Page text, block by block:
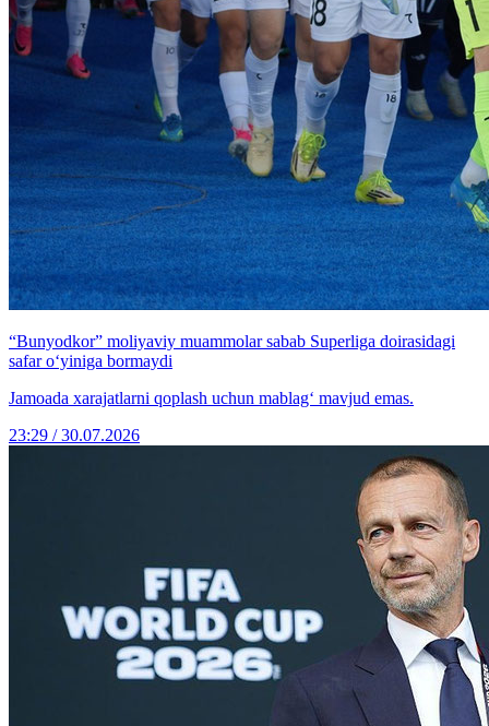
“Bunyodkor” moliyaviy muammolar sabab Superliga doirasidagi
safar o‘yiniga bormaydi
Jamoada xarajatlarni qoplash uchun mablag‘ mavjud emas.
23:29 / 30.07.2026